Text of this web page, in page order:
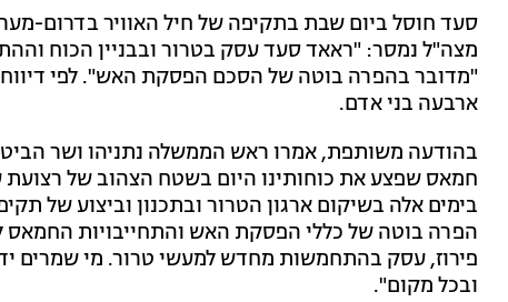
סעד חוסל ביום שבת בתקיפה של חיל האוויר בדרום-
מצה"ל נמסר: "ראאד סעד עסק בטרור ובבניין הכוח
"מדובר בהפרה בוטה של הסכם הפסקת האש". לפי
ארבעה בני אדם.
בהודעה משותפת, אמרו ראש הממשלה נתניהו ושר
בימים אלה בשיקום ארגון הטרור ובתכנון וביצוע של
הפרה בוטה של כללי הפסקת האש והתחייבויות
פירוז, עסק בהתחמשות מחדש למעשי טרור. מי שמרים
ובכל מקום".